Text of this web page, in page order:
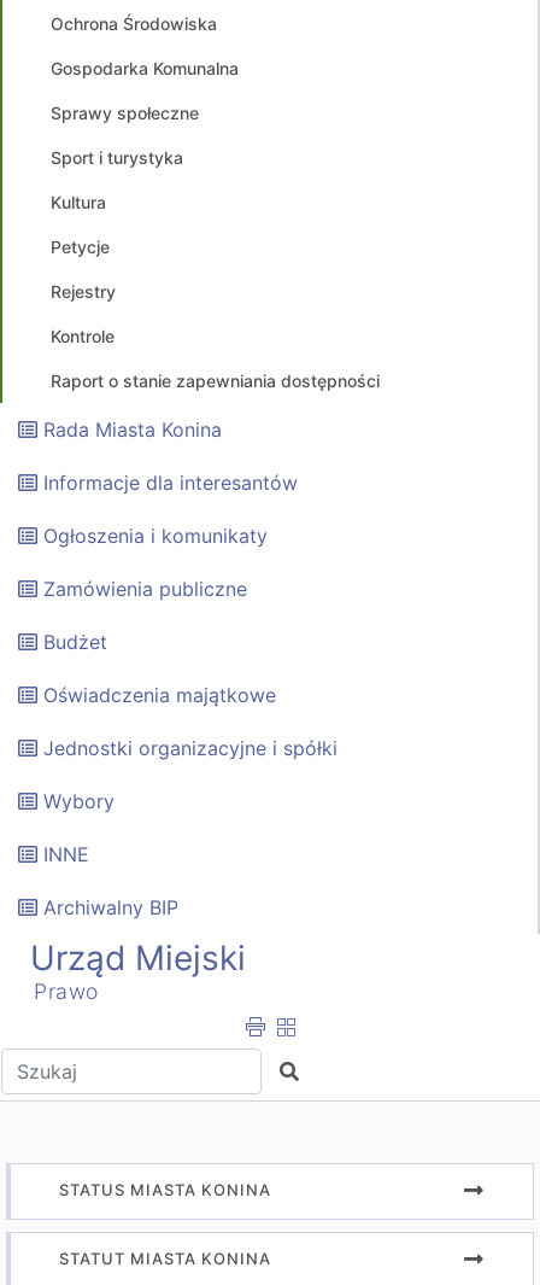
Ochrona Środowiska
Gospodarka Komunalna
Sprawy społeczne
Sport i turystyka
Kultura
Petycje
Rejestry
Kontrole
Raport o stanie zapewniania dostępności
Rada Miasta Konina
Informacje dla interesantów
Ogłoszenia i komunikaty
Zamówienia publiczne
Budżet
Oświadczenia majątkowe
Jednostki organizacyjne i spółki
Wybory
INNE
Archiwalny BIP
Urząd Miejski
Prawo
Wpisz tekst do wyszukania Szukaj
STATUS MIASTA KONINA
STATUT MIASTA KONINA